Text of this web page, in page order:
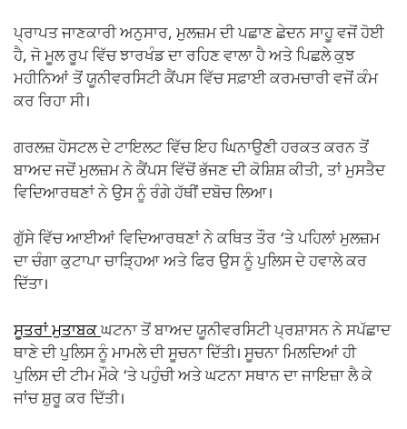
ਪ੍ਰਾਪਤ ਜਾਣਕਾਰੀ ਅਨੁਸਾਰ, ਮੁਲਜ਼ਮ ਦੀ ਪਛਾਣ ਛੇਦਨ ਸਾਹੂ ਵਜੋਂ ਹੋਈ
ਹੈ, ਜੋ ਮੂਲ ਰੂਪ ਵਿੱਚ ਝਾਰਖੰਡ ਦਾ ਰਹਿਣ ਵਾਲਾ ਹੈ ਅਤੇ ਪਿਛਲੇ ਕੁਝ
ਮਹੀਨਿਆਂ ਤੋਂ ਯੂਨੀਵਰਸਿਟੀ ਕੈਂਪਸ ਵਿੱਚ ਸਫ਼ਾਈ ਕਰਮਚਾਰੀ ਵਜੋਂ ਕੰਮ
ਕਰ ਰਿਹਾ ਸੀ।
ਗਰਲਜ਼ ਹੋਸਟਲ ਦੇ ਟਾਇਲਟ ਵਿੱਚ ਇਹ ਘਿਨਾਉਣੀ ਹਰਕਤ ਕਰਨ ਤੋਂ
ਬਾਅਦ ਜਦੋਂ ਮੁਲਜ਼ਮ ਨੇ ਕੈਂਪਸ ਵਿੱਚੋਂ ਭੱਜਣ ਦੀ ਕੋਸ਼ਿਸ਼ ਕੀਤੀ, ਤਾਂ ਮੁਸਤੈਦ
ਵਿਦਿਆਰਥਣਾਂ ਨੇ ਉਸ ਨੂੰ ਰੰਗੇ ਹੱਥੀਂ ਦਬੋਚ ਲਿਆ।
ਗੁੱਸੇ ਵਿੱਚ ਆਈਆਂ ਵਿਦਿਆਰਥਣਾਂ ਨੇ ਕਥਿਤ ਤੌਰ ‘ਤੇ ਪਹਿਲਾਂ ਮੁਲਜ਼ਮ
ਦਾ ਚੰਗਾ ਕੁਟਾਪਾ ਚਾੜ੍ਹਿਆ ਅਤੇ ਫਿਰ ਉਸ ਨੂੰ ਪੁਲਿਸ ਦੇ ਹਵਾਲੇ ਕਰ
ਦਿੱਤਾ।
ਸੂਤਰਾਂ ਮੁਤਾਬਕਘਟਨਾ ਤੋਂ ਬਾਅਦ ਯੂਨੀਵਰਸਿਟੀ ਪ੍ਰਸ਼ਾਸਨ ਨੇ ਸਪੱਛਾਦ
ਥਾਣੇ ਦੀ ਪੁਲਿਸ ਨੂੰ ਮਾਮਲੇ ਦੀ ਸੂਚਨਾ ਦਿੱਤੀ। ਸੂਚਨਾ ਮਿਲਦਿਆਂ ਹੀ
ਪੁਲਿਸ ਦੀ ਟੀਮ ਮੌਕੇ ‘ਤੇ ਪਹੁੰਚੀ ਅਤੇ ਘਟਨਾ ਸਥਾਨ ਦਾ ਜਾਇਜ਼ਾ ਲੈ ਕੇ
ਜਾਂਚ ਸ਼ੁਰੂ ਕਰ ਦਿੱਤੀ।